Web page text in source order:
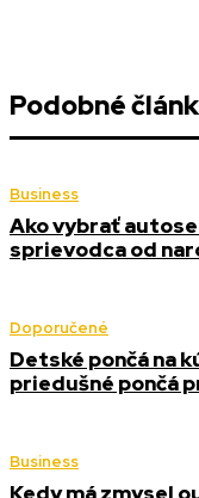
Podobné
Business
Ako vybrať
sprievodca od
Doporučené
Detské pončá na
priedušné pončá
Business